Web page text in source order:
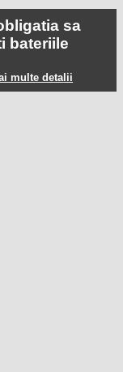
sa
bateriile
multe detalii